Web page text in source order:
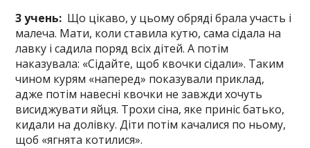
3 учень: Що цікаво, у цьому обряді брала участь і
малеча. Мати, коли ставила кутю, сама сідала на
лавку і садила поряд всіх дітей. А потім
наказувала: «Сідайте, щоб квочки сідали». Таким
чином курям «наперед» показували приклад,
адже потім навесні квочки не завжди хочуть
висиджувати яйця. Трохи сіна, яке приніс батько,
кидали на долівку. Діти потім качалися по ньому,
щоб «ягнята котилися».